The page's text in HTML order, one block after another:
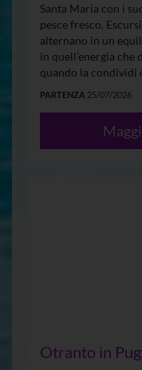
Santa Maria con i
pesce fresco.
alternano in un
in quell’energia
quando la condividi
PARTENZA 25/07/2026
Otranto in